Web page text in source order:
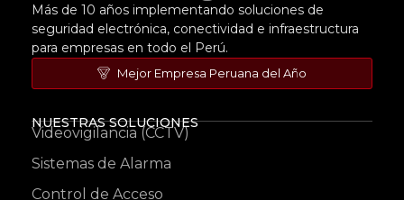
Más de 10 años implementando soluciones de
seguridad electrónica, conectividad e infraestructura
para empresas en todo el Perú.
Mejor Empresa Peruana del Año
NUESTRAS SOLUCIONES
Videovigilancia (CCTV)
Sistemas de Alarma
Control de Acceso